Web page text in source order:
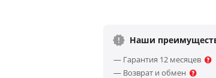
Наши
— Гарантия 12 месяцев
— Возврат и обмен